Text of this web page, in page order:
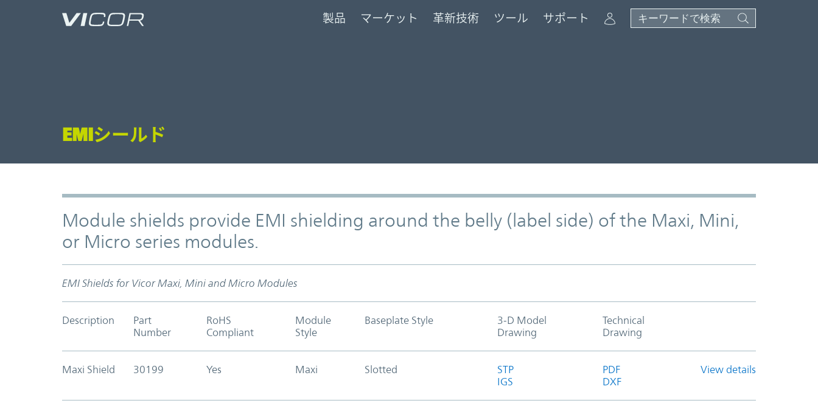
製品 マーケット 革新技術 ツール サポート Account
EMIシールド
Module shields provide EMI shielding around the belly (label side) of the Maxi, Mini,
or Micro series modules.
EMI Shields for Vicor Maxi, Mini and Micro Modules
Description
Part
Number
RoHS
Compliant
Module
Style
Baseplate Style
3-D Model
Drawing
Technical
Drawing
Maxi Shield 30199 Yes Maxi Slotted
STP
IGS
PDF
DXF
View details